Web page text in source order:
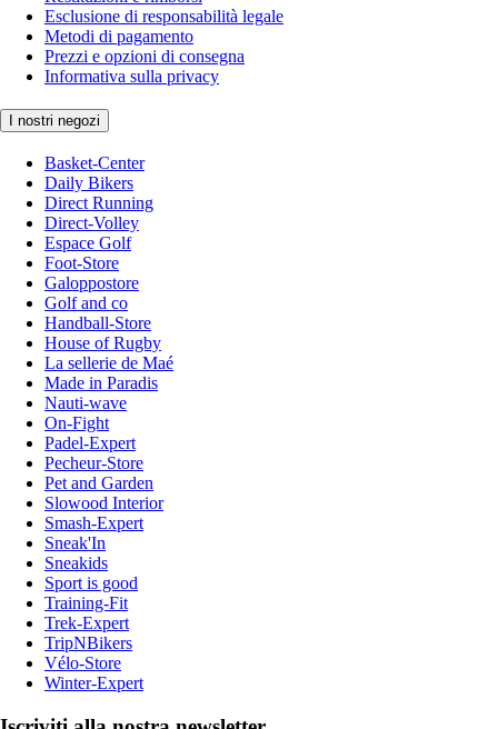
Esclusione di responsabilità legale
Metodi di pagamento
Prezzi e opzioni di consegna
Informativa sulla privacy
I nostri negozi
Basket-Center
Daily Bikers
Direct Running
Direct-Volley
Espace Golf
Foot-Store
Galoppostore
Golf and co
Handball-Store
House of Rugby
La sellerie de Maé
Made in Paradis
Nauti-wave
On-Fight
Padel-Expert
Pecheur-Store
Pet and Garden
Slowood Interior
Smash-Expert
Sneak'In
Sneakids
Sport is good
Training-Fit
Trek-Expert
TripNBikers
Vélo-Store
Winter-Expert